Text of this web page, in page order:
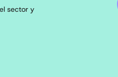
sector y